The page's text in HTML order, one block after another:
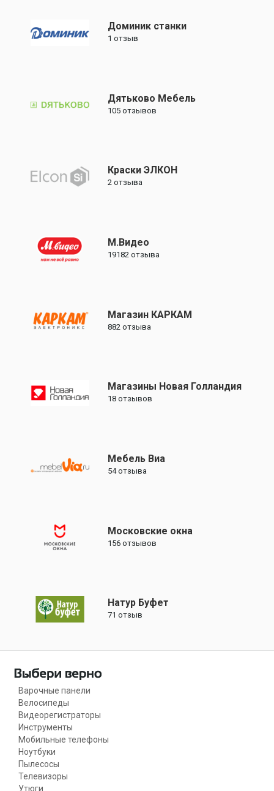
Доминик станки
1 отзыв
Дятьково Мебель
105отзывов
Краски ЭЛКОН
2отзыва
М.Видео
19182 отзыва
Магазин КАРКАМ
882 отзыва
Магазины Новая Голландия
18отзывов
Мебель Виа
54отзыва
Московские окна
156отзывов
Натур Буфет
71 отзыв
Варочные панели
Велосипеды
Видеорегистраторы
Инструменты
Мобильные телефоны
Ноутбуки
Пылесосы
Телевизоры
Утюги